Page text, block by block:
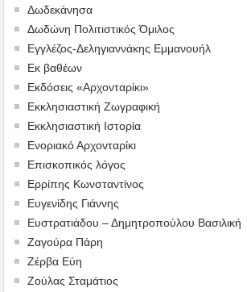
Δωδεκάνησα
Δωδώνη Πολιτιστικός Όμιλος
Εγγλέζος-Δεληγιαννάκης Εμμανουήλ
Εκ βαθέων
Εκδόσεις «Αρχονταρίκι»
Εκκλησιαστική Ζωγραφική
Εκκλησιαστική Ιστορία
Ενοριακό Αρχονταρίκι
Επισκοπικός λόγος
Ερρίπης Κωνσταντίνος
Ευγενίδης Γιάννης
Ευστρατιάδου – Δημητροπούλου Βασιλική
Ζαγούρα Πάρη
Ζέρβα Εύη
Ζούλας Σταμάτιος